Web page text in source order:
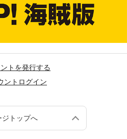
トを発行する
ントログイン
ジトップへ